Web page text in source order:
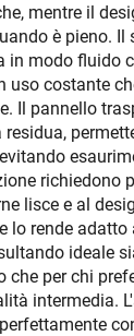
mentre il
è pieno. Il
in modo fluido
uso costante
Il pannello
richiedono
lisce e al
lo rende adatto
ideale
che per chi
intermedia.